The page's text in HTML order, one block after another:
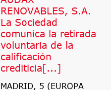
RENOVABLES, S.A.
La Sociedad
comunica la retirada
voluntaria de la
calificación
crediticia[...]
MADRID, 5 (EUROPA